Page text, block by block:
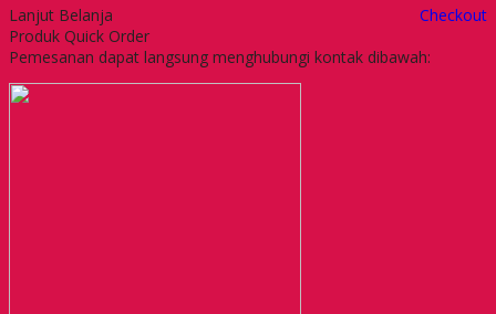
Lanjut Belanja
Checkout
Produk Quick Order
Pemesanan dapat langsung menghubungi kontak dibawah: